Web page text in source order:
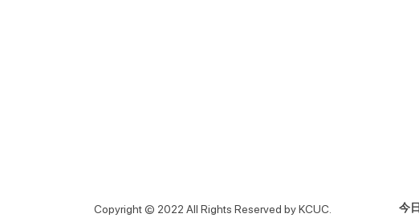
Copyright © 2022 All Rights Reserved by KCUC. 今